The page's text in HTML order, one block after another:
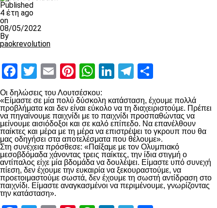
Published
4 έτη ago
on
08/05/2022
By
paokrevolution
Facebook
Twitter
EmailPinterest
WhatsApp
LinkedIn
Telegram
Οι δηλώσεις του Λουτσέσκου:
«Είμαστε σε μία πολύ δύσκολη κατάσταση, έχουμε πολλά
προβλήματα και δεν είναι εύκολο να τη διαχειριστούμε. Πρέπει
να πηγαίνουμε παιχνίδι με το παιχνίδι προσπαθώντας να
μείνουμε αισιόδοξοι και σε καλό επίπεδο. Να επανέλθουν
παίκτες και μέρα με τη μέρα να επιστρέψει το γκρουπ που θα
μας οδηγήσει στα αποτελέσματα που θέλουμε».
Στη συνέχεια πρόσθεσε: «Παίξαμε με τον Ολυμπιακό
μεσοβδόμαδα χάνοντας τρεις παίκτες, την ίδια στιγμή ο
αντίπαλος είχε μία βδομάδα να δουλέψει. Είμαστε υπό συνεχή
πίεση, δεν έχουμε την ευκαιρία να ξεκουραστούμε, να
προετοιμαστούμε σωστά, δεν έχουμε τη σωστή αντίδραση στο
παιχνίδι. Είμαστε αναγκασμένοι να περιμένουμε, γνωρίζοντας
την κατάσταση».